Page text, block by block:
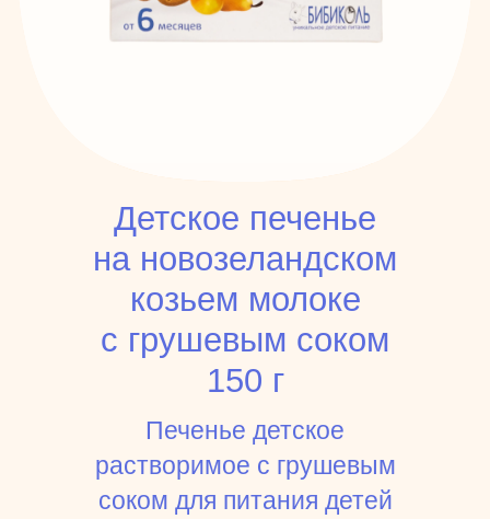
Детское печенье
на новозеландском
козьем молоке
с грушевым соком
150 г
Печенье детское
растворимое с грушевым
соком для питания детей